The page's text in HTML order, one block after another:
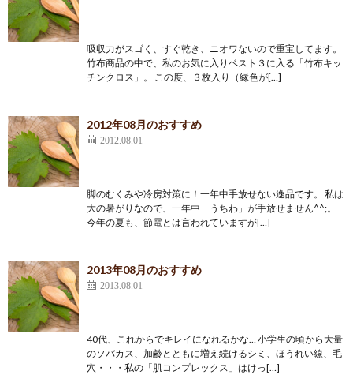
吸収力がスゴく、すぐ乾き、ニオワないので重宝してます。
竹布商品の中で、私のお気に入りベスト３に入る「竹布キッ
チンクロス」。 この度、３枚入り（縁色が[…]
2012年08月のおすすめ
2012.08.01
脚のむくみや冷房対策に！一年中手放せない逸品です。 私は
大の暑がりなので、一年中「うちわ」が手放せません^^;。
今年の夏も、節電とは言われていますが[…]
2013年08月のおすすめ
2013.08.01
40代、これからでキレイになれるかな… 小学生の頃から大量
のソバカス、加齢とともに増え続けるシミ、ほうれい線、毛
穴・・・私の「肌コンプレックス」はけっ[…]